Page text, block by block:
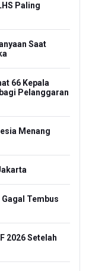
Paling
Saat
66 Kepala
Pelanggaran
Menang
Tembus
2026 Setelah